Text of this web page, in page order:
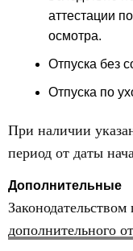
аттестации
осмотра.
Отпуска без
Отпуска по
При наличии
период от даты
Дополнительные
дополнительного